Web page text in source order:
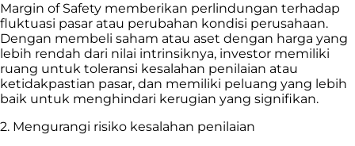
Margin of Safety memberikan perlindungan terhadap
fluktuasi pasar atau perubahan kondisi perusahaan.
Dengan membeli saham atau aset dengan harga yang
lebih rendah dari nilai intrinsiknya, investor memiliki
ruang untuk toleransi kesalahan penilaian atau
ketidakpastian pasar, dan memiliki peluang yang lebih
baik untuk menghindari kerugian yang signifikan.
2. Mengurangi risiko kesalahan penilaian